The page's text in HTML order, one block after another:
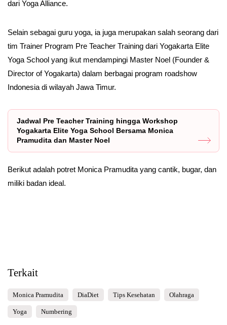
dari Yoga Alliance.
Selain sebagai guru yoga, ia juga merupakan salah seorang dari
tim Trainer Program Pre Teacher Training dari Yogakarta Elite
Yoga School yang ikut mendampingi Master Noel (Founder &
Director of Yogakarta) dalam berbagai program roadshow
Indonesia di wilayah Jawa Timur.
Jadwal Pre Teacher Training hingga Workshop
Yogakarta Elite Yoga School Bersama Monica
Pramudita dan Master Noel
Berikut adalah potret Monica Pramudita yang cantik, bugar, dan
miliki badan ideal.
Terkait
Monica Pramudita DiaDiet Tips Kesehatan Olahraga
Yoga Numbering